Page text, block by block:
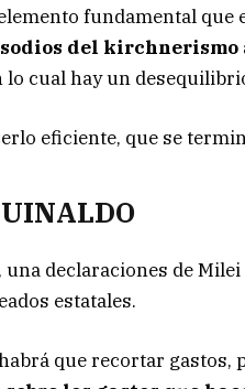
fundamental que
del
lo cual hay un
eficiente, que se
declaraciones de
estatales.
que recortar gastos,